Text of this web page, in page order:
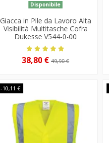
Disponibile
Giacca in Pile da Lavoro Alta
Visibilità Multitasche Cofra
Dukesse V544-0-00
38,80 €49,90 €
-10,11 €